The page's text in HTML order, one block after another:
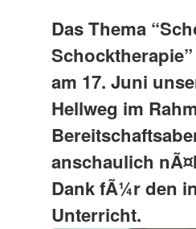
Das Thema
am 17. Juni
Hellweg im
anschaulich
Dank fÃ¼r den
Unterricht.